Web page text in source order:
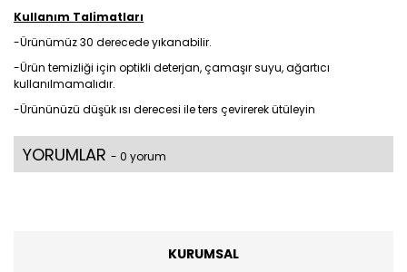
Kullanım Talimatları
-Ürünümüz 30 derecede yıkanabilir.
-Ürün temizliği için optikli deterjan, çamaşır suyu, ağartıcı
kullanılmamalıdır.
-Ürününüzü düşük ısı derecesi ile ters çevirerek ütüleyin
YORUMLAR - 0 yorum
KURUMSAL